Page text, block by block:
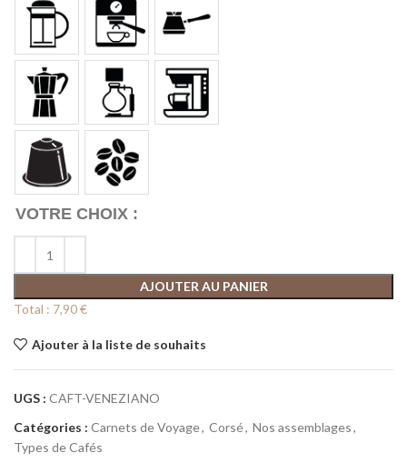
AJOUTER AU PANIER
Total : 7,90 €
Ajouter à la liste de souhaits
UGS : CAFT-VENEZIANO
Catégories : Carnets de Voyage, Corsé, Nos assemblages,
Types de Cafés